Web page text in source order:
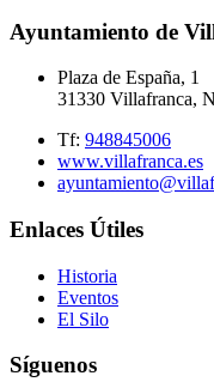
Ayuntamiento de
Plaza de España, 1
31330 Villafranca,
Tf: 948845006
www.villafranca.es
Enlaces Útiles
Historia
Eventos
El Silo
Síguenos